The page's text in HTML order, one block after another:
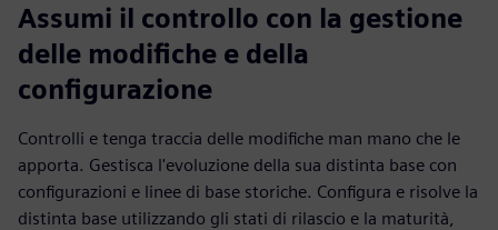
Assumi il controllo con la gestione
delle modifiche e della
configurazione
Controlli e tenga traccia delle modifiche man mano che le
apporta. Gestisca l'evoluzione della sua distinta base con
configurazioni e linee di base storiche. Configura e risolve la
distinta base utilizzando gli stati di rilascio e la maturità,